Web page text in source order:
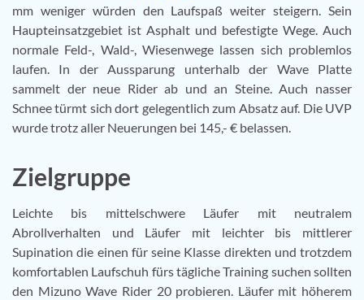
mm weniger würden den Laufspaß weiter steigern. Sein
Haupteinsatzgebiet ist Asphalt und befestigte Wege. Auch
normale Feld-, Wald-, Wiesenwege lassen sich problemlos
laufen. In der Aussparung unterhalb der Wave Platte
sammelt der neue Rider ab und an Steine. Auch nasser
Schnee türmt sich dort gelegentlich zum Absatz auf. Die UVP
wurde trotz aller Neuerungen bei 145,- € belassen.
Zielgruppe
Leichte bis mittelschwere Läufer mit neutralem
Abrollverhalten und Läufer mit leichter bis mittlerer
Supination die einen für seine Klasse direkten und trotzdem
komfortablen Laufschuh fürs tägliche Training suchen sollten
den Mizuno Wave Rider 20 probieren. Läufer mit höherem